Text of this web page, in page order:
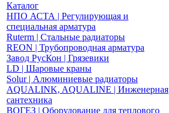
Каталог
НПО АСТА | Регулирующая и
специальная арматура
Ruterm | Стальные радиаторы
REON | Трубопроводная арматура
Завод РусКон | Грязевики
LD | Шаровые краны
Solur | Алюминиевые радиаторы
AQUALINK, AQUALINE | Инженерная
сантехника
ВОГЕЗ | Оборудование для теплового